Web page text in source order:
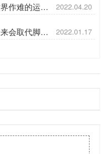
作难的运动 2022.04.20
会取代脚踏 2022.01.17